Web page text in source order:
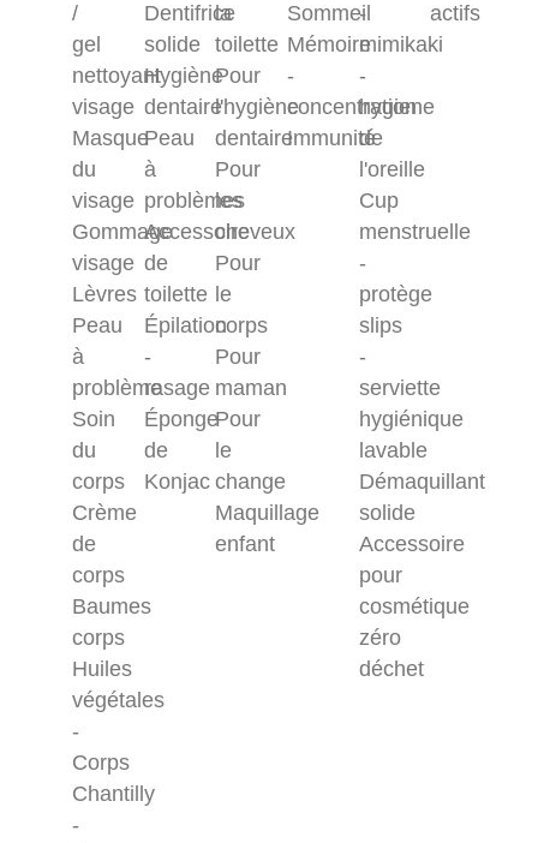
/
gel
nettoyant
visage
Masque
du
visage
Gommage
visage
Lèvres
Peau
à
problème
Soin
du
corps
Crème
de
corps
Baumes
corps
Huiles
végétales
-
Corps
Chantilly
-
Dentifrice
solide
Hygiène
dentaire
Peau
à
problèmes
Accessoire
de
toilette
Épilation
-
rasage
Éponge
de
Konjac
la
toilette
Pour
l'hygiène
dentaire
Pour
les
cheveux
Pour
le
corps
Pour
maman
Pour
le
change
Maquillage
enfant
Sommeil
Mémoire
-
concentration
Immunité
-
mimikaki
-
hygiene
de
l'oreille
Cup
menstruelle
-
protège
slips
-
serviette
hygiénique
lavable
Démaquillant
solide
Accessoire
pour
cosmétique
zéro
déchet
actifs